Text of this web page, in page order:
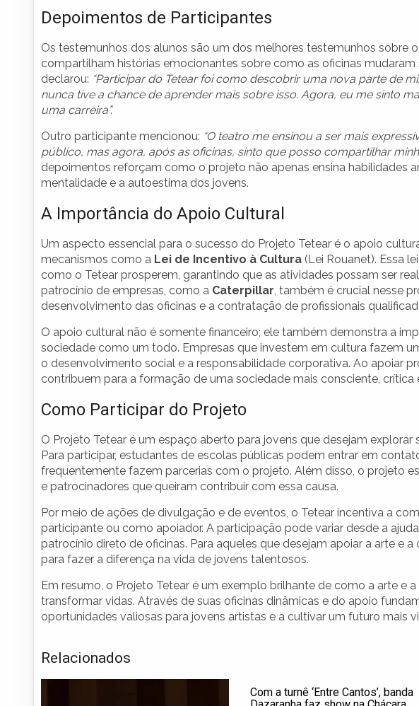
Depoimentos de Participantes
Os testemunhos dos alunos são um dos melhores testemunhos sobre
compartilham histórias emocionantes sobre como as oficinas mudaram
declarou: “Participar do Tetear foi como descobrir uma nova parte de
nunca tive a chance de aprender mais sobre isso. Agora, eu me sinto
uma carreira”.
Outro participante mencionou: “O teatro me ensinou a ser mais
público, mas agora, após as oficinas, sinto que posso compartilhar
depoimentos reforçam como o projeto não apenas ensina habilidades
mentalidade e a autoestima dos jovens.
A Importância do Apoio Cultural
Um aspecto essencial para o sucesso do Projeto Tetear é o apoio
mecanismos como a Lei de Incentivo à Cultura (Lei Rouanet). Essa
como o Tetear prosperem, garantindo que as atividades possam ser
patrocínio de empresas, como a Caterpillar, também é crucial nesse
desenvolvimento das oficinas e a contratação de profissionais
O apoio cultural não é somente financeiro; ele também demonstra a
sociedade como um todo. Empresas que investem em cultura fazem
o desenvolvimento social e a responsabilidade corporativa. Ao apoiar
contribuem para a formação de uma sociedade mais consciente, crítica
Como Participar do Projeto
O Projeto Tetear é um espaço aberto para jovens que desejam
Para participar, estudantes de escolas públicas podem entrar em
frequentemente fazem parcerias com o projeto. Além disso, o projeto
e patrocinadores que queiram contribuir com essa causa.
Por meio de ações de divulgação e de eventos, o Tetear incentiva a
participante ou como apoiador. A participação pode variar desde a
patrocínio direto de oficinas. Para aqueles que desejam apoiar a arte e
para fazer a diferença na vida de jovens talentosos.
Em resumo, o Projeto Tetear é um exemplo brilhante de como a arte e
transformar vidas. Através de suas oficinas dinâmicas e do apoio
oportunidades valiosas para jovens artistas e a cultivar um futuro mais
Relacionados
Com a turnê ‘Entre Cantos’, banda